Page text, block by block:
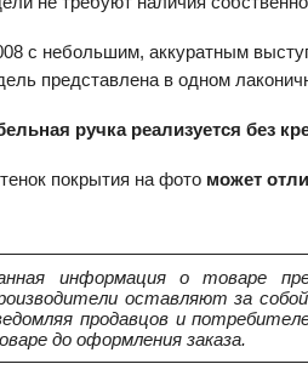
с небольшим, аккуратным
представлена в одном
ручка реализуется без
покрытия на фото может
информация о товаре
оставляют за
продавцов и
до оформления заказа.